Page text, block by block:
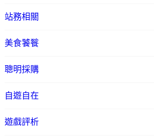
站務相關
美食饕餮
聰明採購
自遊自在
遊戲評析